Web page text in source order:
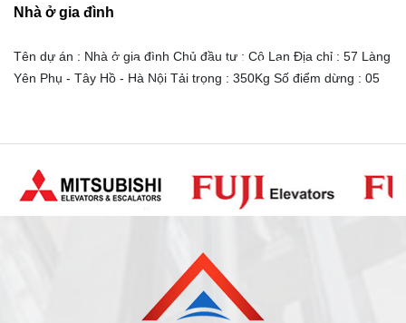
Nhà ở gia đình
Tên dự án : Nhà ở gia đình Chủ đầu tư : Cô Lan Địa chỉ : 57 Làng
Yên Phụ - Tây Hồ - Hà Nội Tải trọng : 350Kg Số điểm dừng : 05